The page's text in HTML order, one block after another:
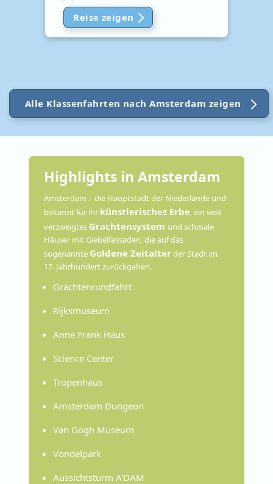
Reise zeigen
Alle Klassenfahrten nach Amsterdam zeigen
Highlights in Amsterdam
Amsterdam – die Hauptstadt der Niederlande und
bekannt für ihr künstlerisches Erbe, ein weit
verzweigtes Grachtensystem und schmale
Häuser mit Giebelfassaden, die auf das
sogenannte Goldene Zeitalterder Stadt im
17. Jahrhundert zurückgehen.
Grachtenrundfahrt
Rijksmuseum
Anne Frank Haus
Science Center
Tropenhaus
Amsterdam Dungeon
Van Gogh Museum
Vondelpark
Aussichtsturm A'DAM